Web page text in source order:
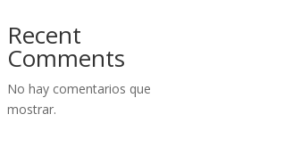
Recent
Comments
No hay comentarios que
mostrar.